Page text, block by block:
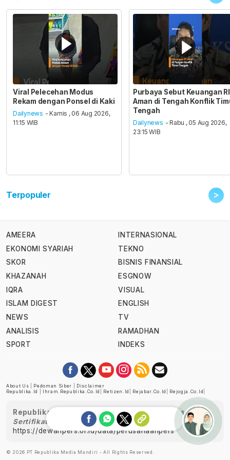
Viral Pelecehan Modus
Rekam dengan Ponsel di Kaki
Dailynews - Kamis , 06 Aug 2026,
11:15 WIB
Purbaya Sebut Keuangan RI
Aman di Tengah Konflik
Tengah
Dailynews - Rabu , 05 Aug 2026,
23:15 WIB
Terpopuler >
AMEERA
EKONOMI SYARIAH
SKOR
KHAZANAH
IQRA
ISLAM DIGEST
NEWS
ANALISIS
SPORT
INTERNASIONAL
TEKNO
BISNIS FINANSIAL
ESGNOW
VISUAL
ENGLISH
TV
RAMADHAN
INDEKS
About Us Pedoman Siber
Disclaimer
Republika.id
Ihram.republika.co.id Retizen.id Rejabar.co.id Rejogja.co.id
Republika telah diverifikasi oleh Dewan Pers
Sertifikat Nomor 1058/DP-Verifikasi/K/XII/2022
https://dewanpers.or.id/data/perusahaanpers
© 2026 PT Republika Media Mandiri - All Rights Reserved.
Ask me!